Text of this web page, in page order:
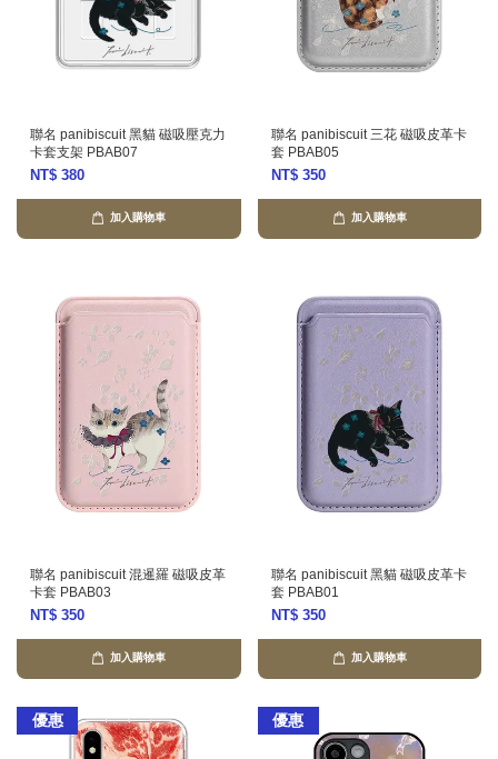
聯名 panibiscuit 黑貓 磁吸壓克力
卡套支架 PBAB07
NT$ 380
加入購物車
聯名 panibiscuit 三花 磁吸皮革卡
套 PBAB05
NT$ 350
加入購物車
聯名 panibiscuit 混暹羅 磁吸皮革
卡套 PBAB03
NT$ 350
加入購物車
聯名 panibiscuit 黑貓 磁吸皮革卡
套 PBAB01
NT$ 350
加入購物車
優惠 優惠